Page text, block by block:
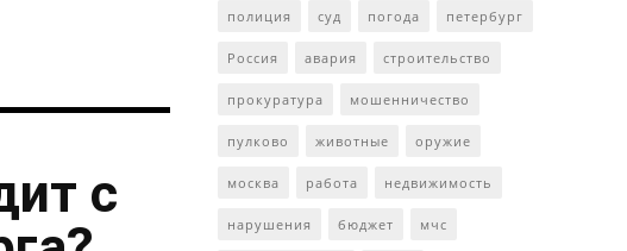
с
полиция суд погода петербург
Россия авария строительство
прокуратура мошенничество
пулково животные оружие
москва работа недвижимость
нарушения бюджет мчс